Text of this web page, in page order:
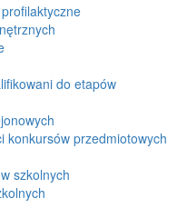
do etapów
konkursów przedmiotowych
szkolnych